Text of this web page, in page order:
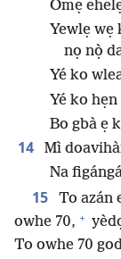
Omẹ
Yewlẹ wẹ
nọ nọ̀
Yé ko
Yé ko
Bo gbà ẹ
14
Mì
Na
15
To azán
owhe 70, +
To owhe 70